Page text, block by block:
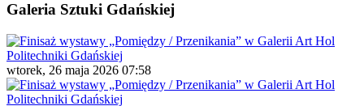
Galeria Sztuki Gdańskiej
wtorek, 26 maja 2026 07:58